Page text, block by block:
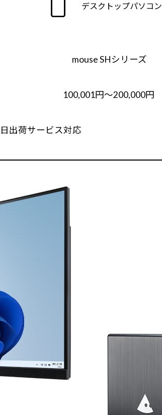
デスクトップパソコン
mouse SHシリーズ
100,001円～200,000円
出荷サービス対応